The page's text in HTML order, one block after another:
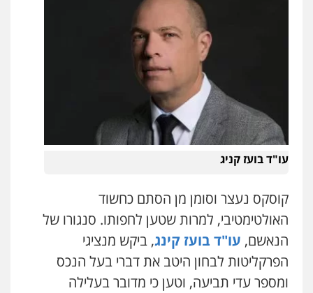
עו"ד בועז קניג
קוסקס נעצר וסומן מן הסתם כחשוד
האולטימטיבי, למרות שטען לחפותו. סנגורו של
הנאשם, עו"ד בועז קינג, ביקש מנציגי
הפרקליטות לבחון היטב את דברי בעל הנכס
ומספר עדי תביעה, וטען כי מדובר בעלילה